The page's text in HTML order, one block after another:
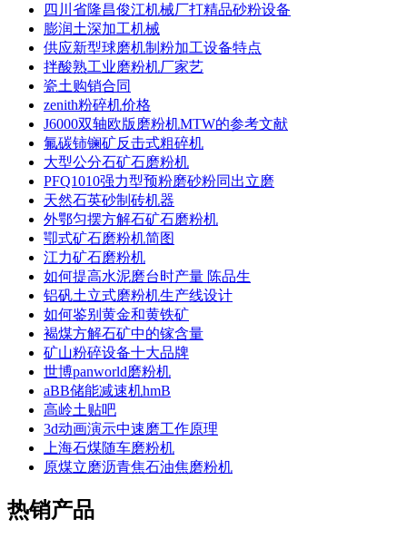
四川省隆昌俊江机械厂打精品砂粉设备
膨润土深加工机械
供应新型球磨机制粉加工设备特点
拌酸熟工业磨粉机厂家艺
瓷土购销合同
zenith粉碎机价格
J6000双轴欧版磨粉机MTW的参考文献
氟碳铈镧矿反击式粗碎机
大型公分石矿石磨粉机
PFQ1010强力型预粉磨砂粉同出立磨
天然石英砂制砖机器
外鄂匀摆方解石矿石磨粉机
卾式矿石磨粉机简图
江力矿石磨粉机
如何提高水泥磨台时产量 陈品生
铝矾土立式磨粉机生产线设计
如何鉴别黄金和黄铁矿
褐煤方解石矿中的镓含量
矿山粉碎设备十大品牌
世博panworld磨粉机
aBB储能减速机hmB
高岭土贴吧
3d动画演示中速磨工作原理
上海石煤随车磨粉机
原煤立磨沥青焦石油焦磨粉机
热销产品